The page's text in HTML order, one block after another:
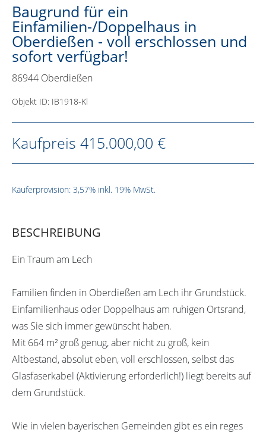
Baugrund für ein
Einfamilien-/Doppelhaus in
Oberdießen - voll erschlossen und
sofort verfügbar!
86944 Oberdießen
Objekt ID: IB1918-Kl
Kaufpreis 415.000,00 €
Käuferprovision: 3,57% inkl. 19% MwSt.
BESCHREIBUNG
Ein Traum am Lech
Familien finden in Oberdießen am Lech ihr Grundstück.
Einfamilienhaus oder Doppelhaus am ruhigen Ortsrand,
was Sie sich immer gewünscht haben.
Mit 664 m² groß genug, aber nicht zu groß, kein
Altbestand, absolut eben, voll erschlossen, selbst das
Glasfaserkabel (Aktivierung erforderlich!) liegt bereits auf
dem Grundstück.
Wie in vielen bayerischen Gemeinden gibt es ein reges